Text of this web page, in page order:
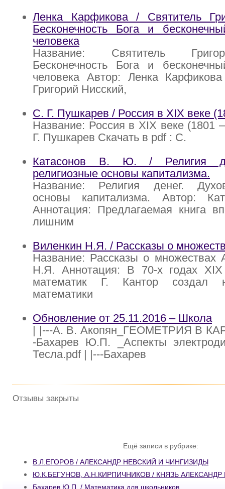
Ленка Карфикова / Святитель
Бесконечность Бога и
человека
Название: Святитель
Бесконечность Бога и
человека Автор: Ленка
Григорий Нисский,
С. Г. Пушкарев / Россия в XIX веке
Название: Россия в XIX веке (1801
Г. Пушкарев Скачать в pdf : С.
Катасонов В. Ю. / Религия
религиозные основы капитализма.
Название: Религия денег.
основы капитализма. Автор:
Аннотация: Предлагаемая книга
лишним
Виленкин Н.Я. / Рассказы о
Название: Рассказы о множествах
Н.Я. Аннотация: В 70-х годах XIX
математик Г. Кантор создал
математики
Обновление от 25.11.2016 – Школа
| |---А. В. Акопян_ГЕОМЕТРИЯ В
-Бахарев Ю.П. _Аспекты
Тесла.pdf | |---Бахарев
Отзывы закрыты
Ещё записи в рубрике:
В.Л.ЕГОРОВ / АЛЕКСАНДР НЕВСКИЙ И ЧИНГИЗИДЫ
Ю.К.БЕГУНОВ, A.H.КИРПИЧНИКОВ / КНЯЗЬ
Бахарев Ю.П. / Математика для школьников